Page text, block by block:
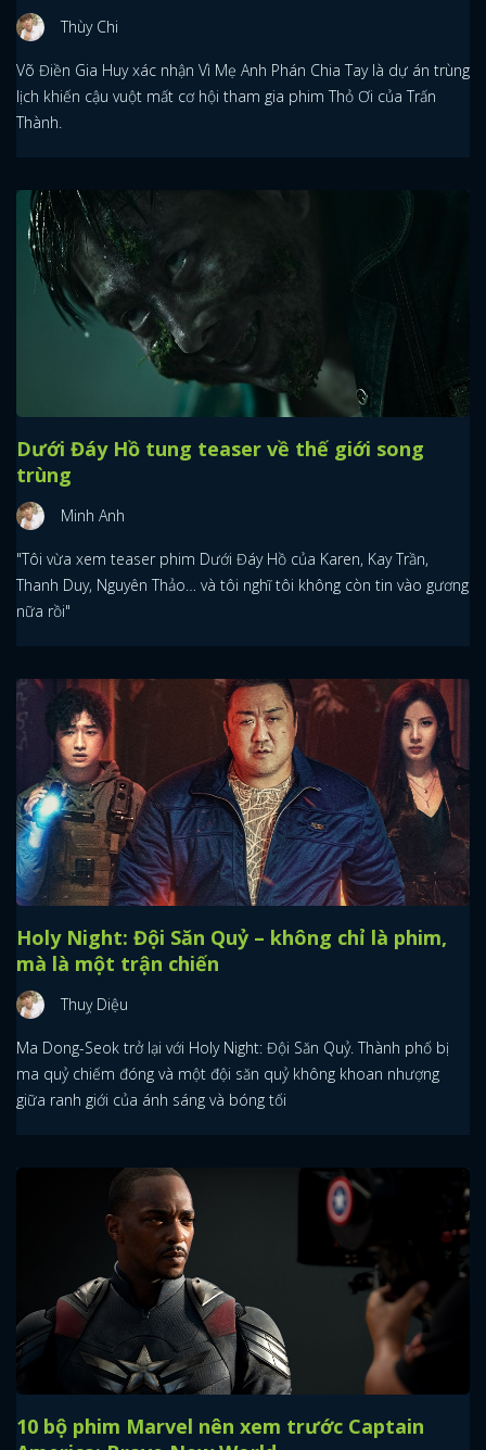
Thùy Chi
Võ Điền Gia Huy xác nhận Vì Mẹ Anh Phán Chia Tay là dự án trùng
lịch khiến cậu vuột mất cơ hội tham gia phim Thỏ Ơi của Trấn
Thành.
Dưới Đáy Hồ tung teaser về thế giới song
trùng
Minh Anh
"Tôi vừa xem teaser phim Dưới Đáy Hồ của Karen, Kay Trần,
Thanh Duy, Nguyên Thảo… và tôi nghĩ tôi không còn tin vào gương
nữa rồi"
Holy Night: Đội Săn Quỷ – không chỉ là phim,
mà là một trận chiến
Thuỵ Diệu
Ma Dong-Seok trở lại với Holy Night: Đội Săn Quỷ. Thành phố bị
ma quỷ chiếm đóng và một đội săn quỷ không khoan nhượng
giữa ranh giới của ánh sáng và bóng tối
10 bộ phim Marvel nên xem trước Captain